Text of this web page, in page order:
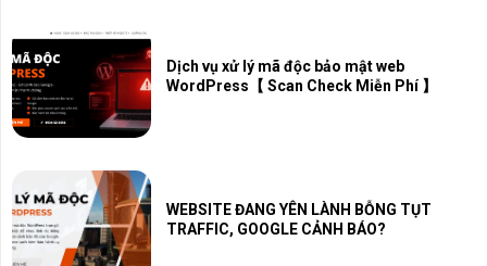
Dịch vụ xử lý mã độc bảo mật web
WordPress【 Scan Check Miễn Phí 】
WEBSITE ĐANG YÊN LÀNH BỖNG TỤT
TRAFFIC, GOOGLE CẢNH BÁO?